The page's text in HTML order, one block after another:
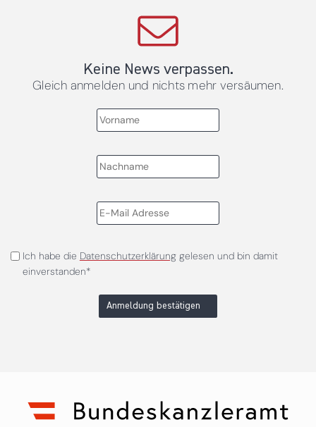
Keine News verpassen.
Gleich anmelden und nichts mehr versäumen.
Ich habe die Datenschutzerklärunggelesen und bin damit
einverstanden*
Anmeldung bestätigen